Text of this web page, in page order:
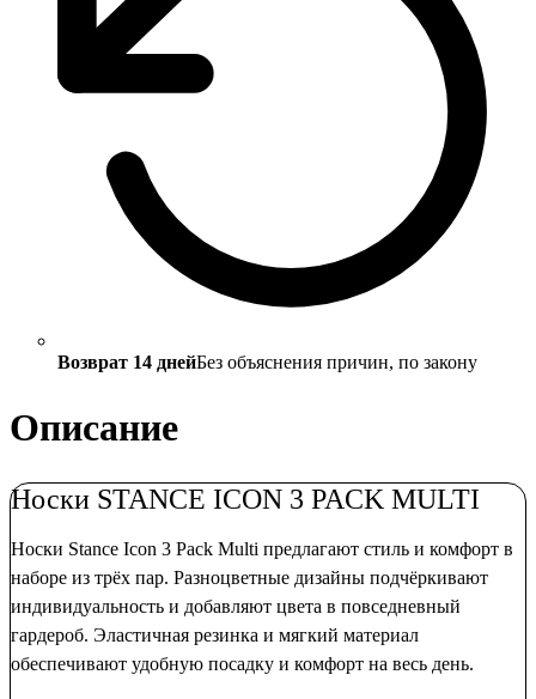
Возврат 14 днейБез объяснения причин, по закону
Описание
Носки STANCE ICON 3 PACK MULTI
Носки Stance Icon 3 Pack Multi предлагают стиль и комфорт в
наборе из трёх пар. Разноцветные дизайны подчёркивают
индивидуальность и добавляют цвета в повседневный
гардероб. Эластичная резинка и мягкий материал
обеспечивают удобную посадку и комфорт на весь день.